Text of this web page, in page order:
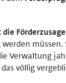
müssen.
Verwaltung
völlig